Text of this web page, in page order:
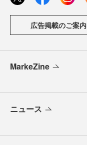
広告掲載のご案内
MarkeZine
ニュース